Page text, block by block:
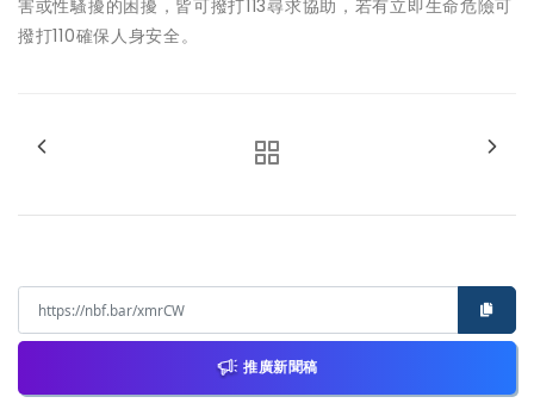
害或性騷擾的困擾，皆可撥打113尋求協助，若有立即生命危險可
撥打110確保人身安全。
推廣新聞稿